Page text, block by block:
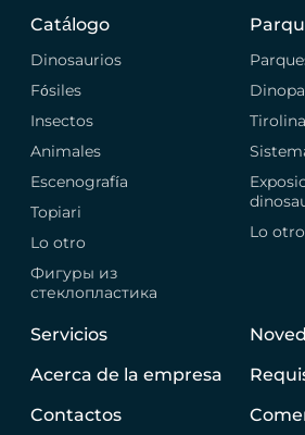
Catálogo
Dinosaurios
Fósiles
Insectos
Animales
Escenografía
Topiari
Lo otro
Фигуры из
стеклопластика
Lo otro
Servicios
Acerca de la empresa
Contactos